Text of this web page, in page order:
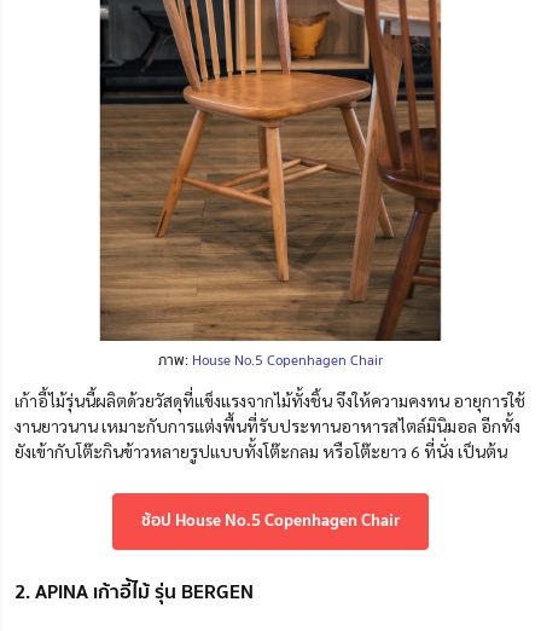
ภาพ: House No.5 Copenhagen Chair
เก้าอี้ไม้รุ่นนี้ผลิตด้วยวัสดุที่แข็งแรงจากไม้ทั้งชิ้น จึงให้ความคงทน อายุการใช้
งานยาวนาน เหมาะกับการแต่งพื้นที่รับประทานอาหารสไตล์มินิมอล อีกทั้ง
ยังเข้ากับโต๊ะกินข้าวหลายรูปแบบทั้งโต๊ะกลม หรือโต๊ะยาว 6 ที่นั่ง เป็นต้น
ช้อป House No.5 Copenhagen Chair
2. APINA เก้าอี้ไม้ รุ่น BERGEN